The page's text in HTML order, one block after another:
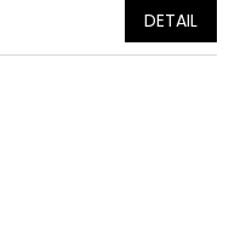
DETAIL